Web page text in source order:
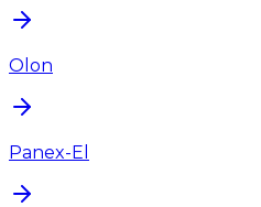
Olon
Panex-El